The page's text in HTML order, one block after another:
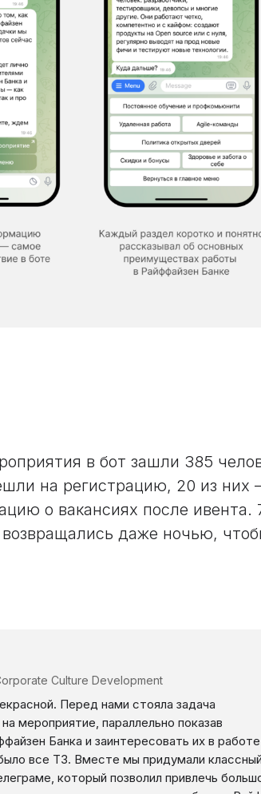
в бот зашли 385
на регистрацию, 20 из них
о вакансиях после ивента.
даже ночью,
Culture Development
Перед нами стояла задача
мероприятие, параллельно показав
Банка и заинтересовать их в работе
все ТЗ. Вместе мы придумали
который позволил привлечь